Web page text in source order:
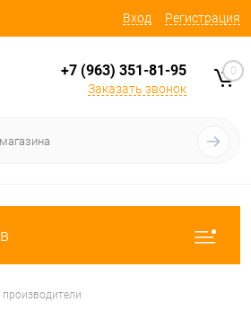
Вход Регистрация
+7 (963) 351-81-95
Заказать звонок
0
производители